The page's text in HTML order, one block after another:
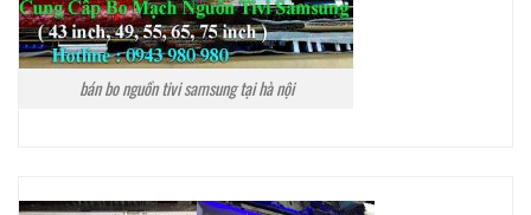
bán bo nguồn tivi samsung tại hà nội